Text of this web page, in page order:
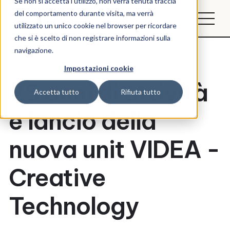
del comportamento durante visita, ma verrà
utilizzato un unico cookie nel browser per ricordare
che si è scelto di non registrare informazioni sulla
navigazione.
Impostazioni cookie
Accetta tutto Rifiuta tutto
25 anni di attività
e lancio della
nuova unit VIDEA -
Creative
Technology